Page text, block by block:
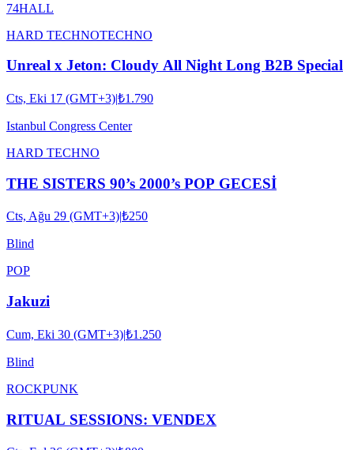
74HALL
HARD TECHNOTECHNO
Unreal x Jeton: Cloudy All Night Long B2B Special
Cts, Eki 17 (GMT+3)|₺1.790
Istanbul Congress Center
HARD TECHNO
THE SISTERS 90’s 2000’s POP GECESİ
Cts, Ağu 29 (GMT+3)|₺250
Blind
POP
Jakuzi
Cum, Eki 30 (GMT+3)|₺1.250
Blind
ROCKPUNK
RITUAL SESSIONS: VENDEX